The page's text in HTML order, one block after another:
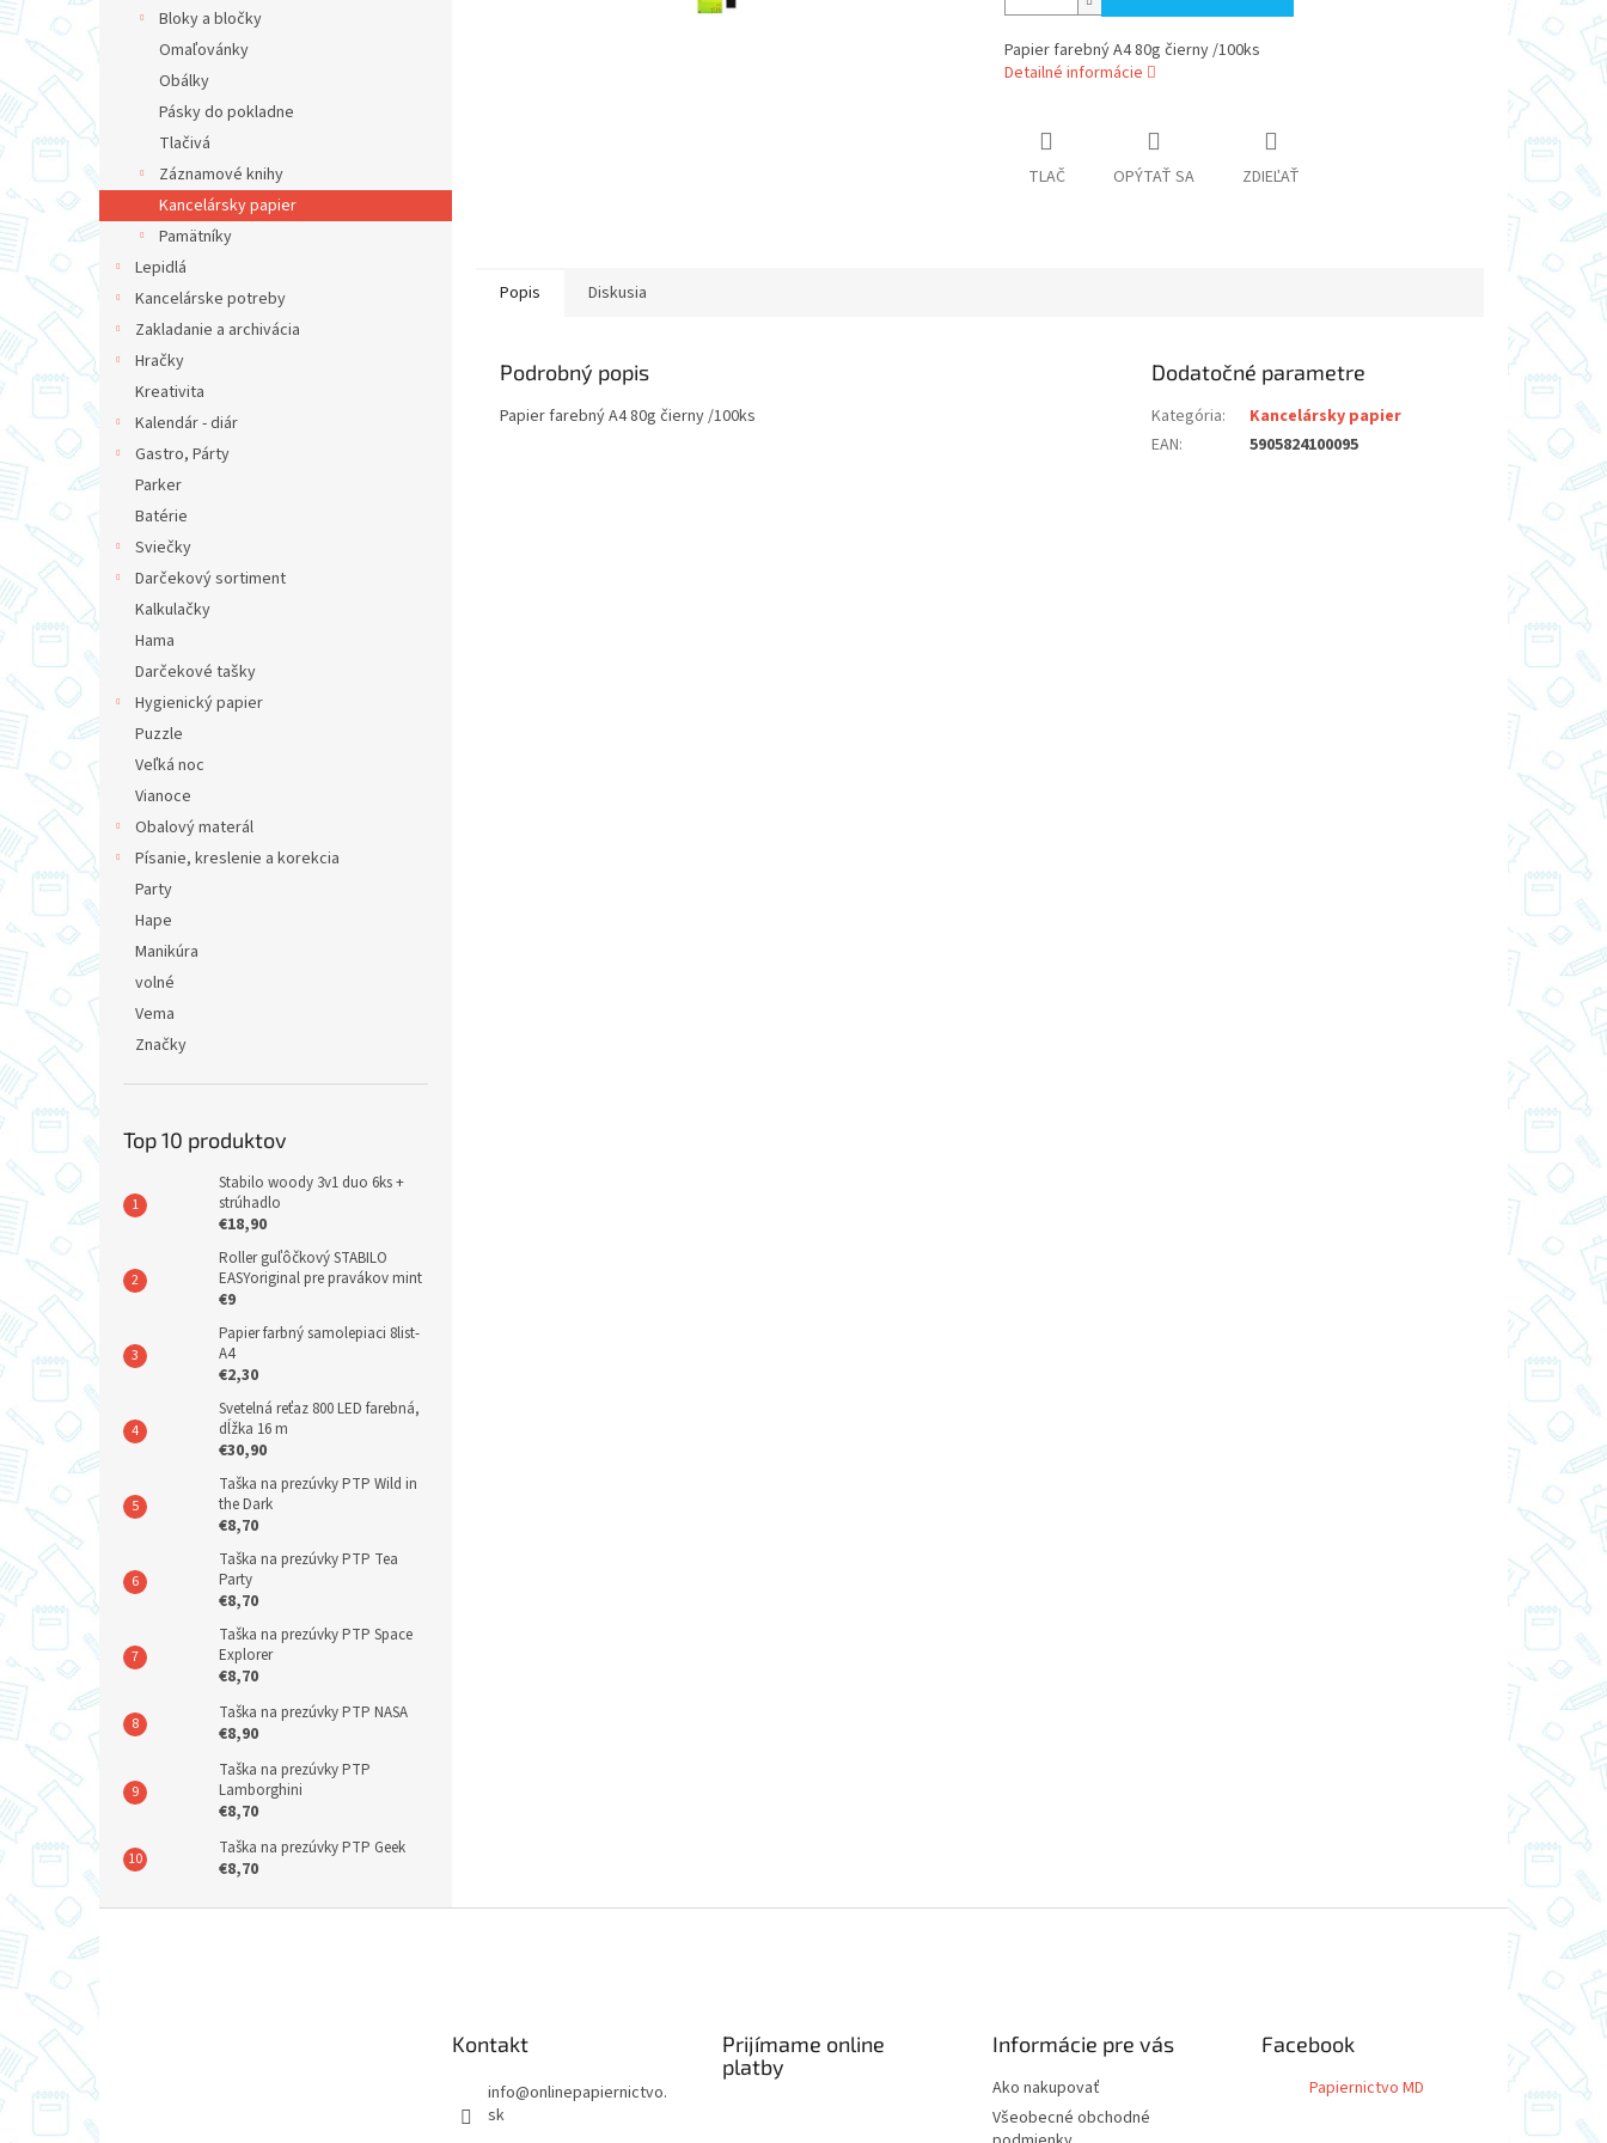
Bloky a bločky
Omaľovánky
Obálky
Pásky do pokladne
Tlačivá
Záznamové knihy
Kancelársky papier
Pamätníky
Lepidlá
Kancelárske potreby
Zakladanie a archivácia
Hračky
Kreativita
Kalendár - diár
Gastro, Párty
Parker
Batérie
Sviečky
Darčekový sortiment
Kalkulačky
Hama
Darčekové tašky
Hygienický papier
Puzzle
Veľká noc
Vianoce
Obalový materál
Písanie, kreslenie a korekcia
Party
Hape
Manikúra
volné
Vema
Značky
Top 10 produktov
Stabilo woody 3v1 duo 6ks +
strúhadlo
€18,90
Roller guľôčkový STABILO
EASYoriginal pre pravákov mint
€9
Papier farbný samolepiaci 8list-
A4
€2,30
Svetelná reťaz 800 LED farebná,
dĺžka 16 m
€30,90
Taška na prezúvky PTP Wild in
the Dark
€8,70
Taška na prezúvky PTP Tea
Party
€8,70
Taška na prezúvky PTP Space
Explorer
€8,70
Taška na prezúvky PTP NASA
€8,90
Taška na prezúvky PTP
Lamborghini
€8,70
Taška na prezúvky PTP Geek
€8,70
Papier farebný A4 80g čierny /100ks
Detailné informácie
TLAČ OPÝTAŤ SA ZDIEĽAŤ
Popis Diskusia
Podrobný popis
Papier farebný A4 80g čierny /100ks
Dodatočné parametre
Kategória:
Kancelársky papier
EAN: 5905824100095
á
p
i
e
Kontakt
info@onlinepapiernictvo.
sk
Prijímame online
platby
Informácie pre vás
Ako nakupovať
Všeobecné obchodné
Facebook
Papiernictvo MD